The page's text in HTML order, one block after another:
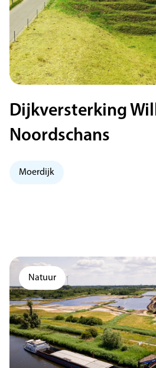
Dijkversterking
Noordschans
Moerdijk
Natuur